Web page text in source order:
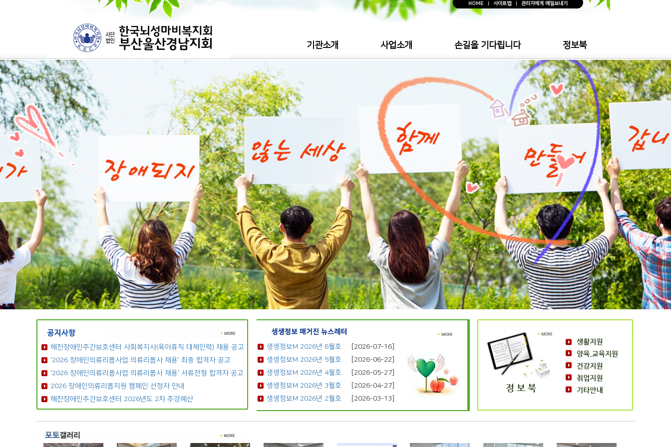
HOME 사이트맵 관리자에게 메일보내기
기관소개 사업소개 손길을 기다립니다 정보북
해찬장애인주간보호센터 사회복지사(육아휴직 대체인력) 채용 공고
'2026 장애인의류리폼사업 의류리폼사 채용' 최종 합격자 공고
'2026 장애인의류리폼사업 의류리폼사 채용' 서류전형 합격자 공고
2026 장애인의류리폼지원 캠페인 선정자 안내
해찬장애인주간보호센터 2026년도 2차 추경예산
생생정보M 2026년 6월호
[2026-07-16]
생생정보M 2026년 5월호
[2026-06-22]
생생정보M 2026년 4월호
[2026-05-27]
생생정보M 2026년 3월호
[2026-04-27]
생생정보M 2026년 2월호
[2026-03-13]